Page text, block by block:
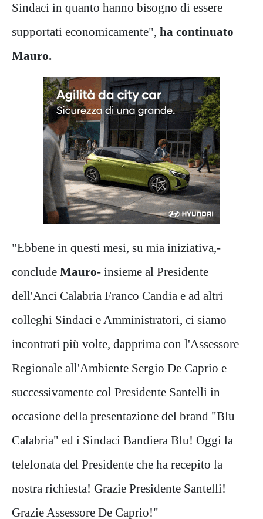
Sindaci in quanto hanno bisogno di essere
supportati economicamente", ha continuato
Mauro.
"Ebbene in questi mesi, su mia iniziativa,-
conclude Mauro- insieme al Presidente
dell'Anci Calabria Franco Candia e ad altri
colleghi Sindaci e Amministratori, ci siamo
incontrati più volte, dapprima con l'Assessore
Regionale all'Ambiente Sergio De Caprio e
successivamente col Presidente Santelli in
occasione della presentazione del brand "Blu
Calabria" ed i Sindaci Bandiera Blu! Oggi la
telefonata del Presidente che ha recepito la
nostra richiesta! Grazie Presidente Santelli!
Grazie Assessore De Caprio!"